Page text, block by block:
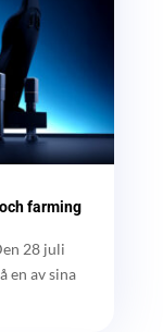
farming
28 juli
en av sina